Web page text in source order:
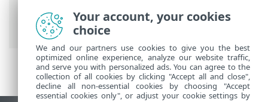
principal
>Ordinateurs> Groupes>
Groupes dynamiques
Your account, your cookies
choice
We and our partners use cookies to give you the best
optimized online experience, analyze our website traffic,
and serve you with personalized ads. You can agree to the
collection of all cookies by clicking "Accept all and close",
decline all non-essential cookies by choosing "Accept
essential cookies only", or adjust your cookie settings by